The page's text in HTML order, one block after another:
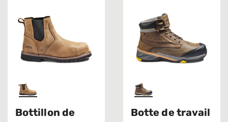
Bottillon de
Botte de travail